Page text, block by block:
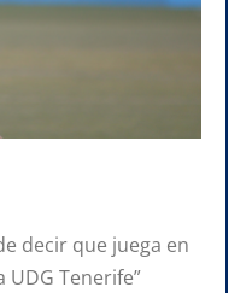
decir que juega en
UDG Tenerife”